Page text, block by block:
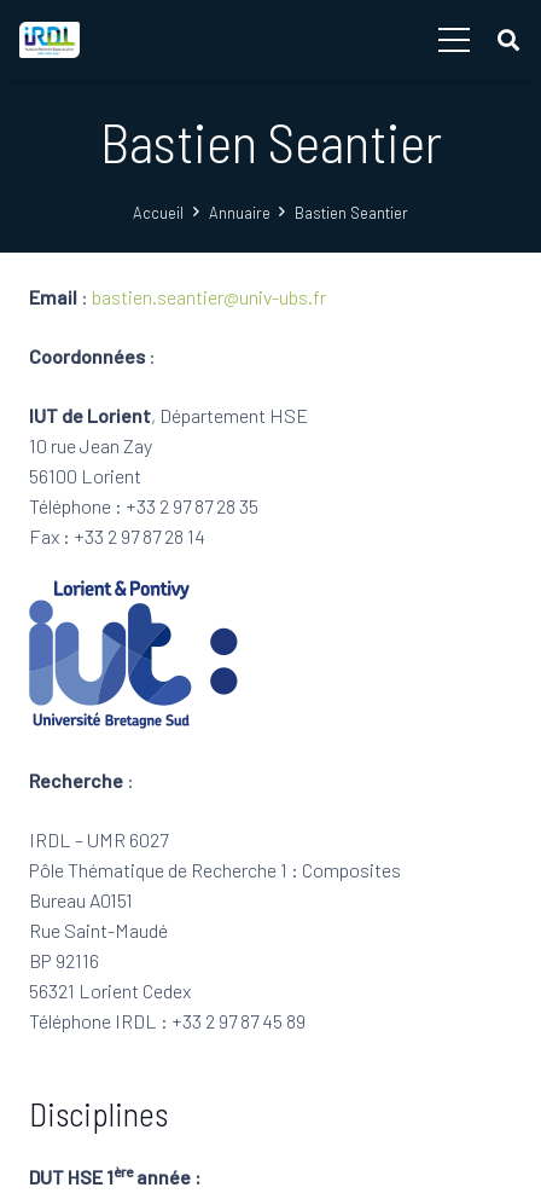
Bastien Seantier
Accueil Annuaire Bastien Seantier
Email : bastien.seantier@univ-ubs.fr
Coordonnées:
IUT de Lorient, Département HSE
10 rue Jean Zay
56100 Lorient
Téléphone : +33 2 97 87 28 35
Fax : +33 2 97 87 28 14
Recherche :
IRDL – UMR 6027
Pôle Thématique de Recherche 1 : Composites
Bureau A0151
Rue Saint-Maudé
BP 92116
56321 Lorient Cedex
Téléphone IRDL : +33 2 97 87 45 89
Disciplines
DUT HSE 1èreannée :